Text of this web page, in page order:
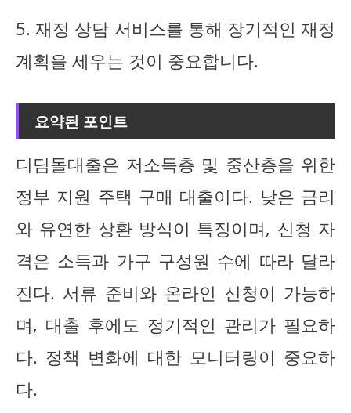
5. 재정 상담 서비스를 통해 장기적인 재정
계획을 세우는 것이 중요합니다.
요약된 포인트
디딤돌대출은 저소득층 및 중산층을 위한
정부 지원 주택 구매 대출이다. 낮은 금리
와 유연한 상환 방식이 특징이며, 신청 자
격은 소득과 가구 구성원 수에 따라 달라
진다. 서류 준비와 온라인 신청이 가능하
며, 대출 후에도 정기적인 관리가 필요하
다. 정책 변화에 대한 모니터링이 중요하
다.